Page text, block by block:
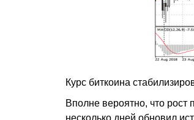
Курс биткоина
Вполне вероятно, что рост
несколько дней обновил